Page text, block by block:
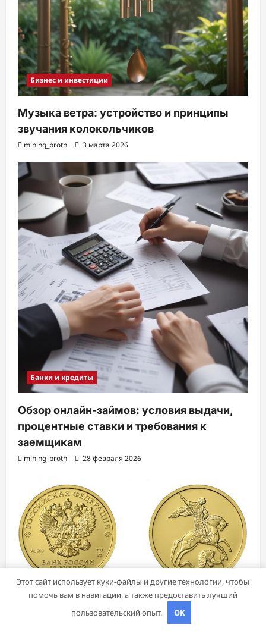
Бизнес и инвестиции
Музыка ветра: устройство и принципы
звучания колокольчиков
mining_broth 3 марта 2026
Банки и кредиты
Обзор онлайн-займов: условия выдачи,
процентные ставки и требования к
заемщикам
mining_broth 28 февраля 2026
Бизнес и инвестиции
Инвестирование в российские золотые
Этот сайт использует куки-файлы и другие технологии, чтобы
помочь вам в навигации, а также предоставить лучший
пользовательский опыт.
OK